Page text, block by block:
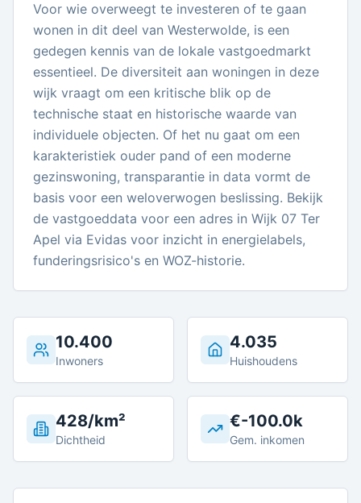
Voor wie overweegt te investeren of te gaan
wonen in dit deel van Westerwolde, is een
gedegen kennis van de lokale vastgoedmarkt
essentieel. De diversiteit aan woningen in deze
wijk vraagt om een kritische blik op de
technische staat en historische waarde van
individuele objecten. Of het nu gaat om een
karakteristiek ouder pand of een moderne
gezinswoning, transparantie in data vormt de
basis voor een weloverwogen beslissing. Bekijk
de vastgoeddata voor een adres in Wijk 07 Ter
Apel via Evidas voor inzicht in energielabels,
funderingsrisico's en WOZ-historie.
10.400
Inwoners
4.035
Huishoudens
428/km²
Dichtheid
€-100.0k
Gem. inkomen